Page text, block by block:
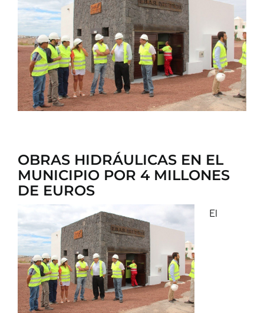
CONTACTO
OBRAS HIDRÁULICAS EN EL
MUNICIPIO POR 4 MILLONES
DE EUROS
El